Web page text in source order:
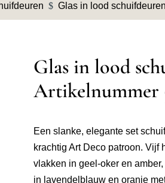
$ Glas in lood
Glas in lood
Artikelnummer
Een slanke, elegante set
krachtig Art Deco patroon.
vlakken in geel-oker en
in lavendelblauw en oranje